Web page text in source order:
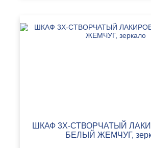
ШКАФ 3Х-СТВОРЧАТЫЙ
БЕЛЫЙ ЖЕМЧУГ,